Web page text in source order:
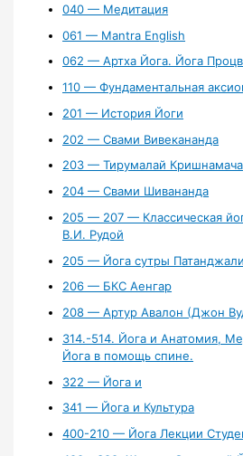
040 — Медитация
061 — Mantra English
062 — Артха Йога. Йога
110 — Фундаментальная
201 — История Йоги
202 — Свами Вивекананда
203 — Тирумалай
204 — Свами Шивананда
205 — 207 — Классическая
В.И. Рудой
205 — Йога сутры Патанджали
206 — БКС Аенгар
208 — Артур Авалон (Джон
314.-514. Йога и Анатомия,
Йога в помощь спине.
322 — Йога и
341 — Йога и Культура
400-210 — Йога Лекции